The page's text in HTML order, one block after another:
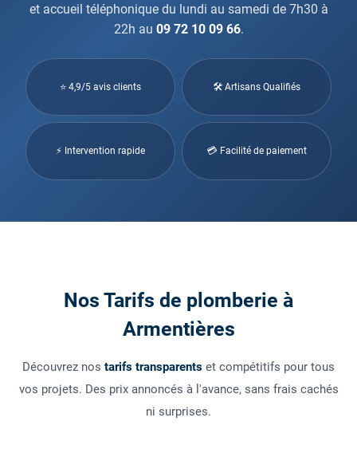
et accueil téléphonique du lundi au samedi de 7h30 à
22h au 09 72 10 09 66.
⭐ 4,9/5 avis clients 🛠 Artisans Qualifiés
⚡ Intervention rapide 💳 Facilité de paiement
Nos Tarifs de plomberie à
Armentières
Découvrez nos tarifs transparents et compétitifs pour tous
vos projets. Des prix annoncés à l'avance, sans frais cachés
ni surprises.